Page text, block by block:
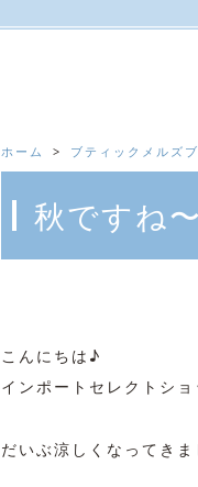
ホーム ブティックメルズ
秋ですね
こんにちは♪
インポートセレクトショ
だいぶ涼しくなってきま